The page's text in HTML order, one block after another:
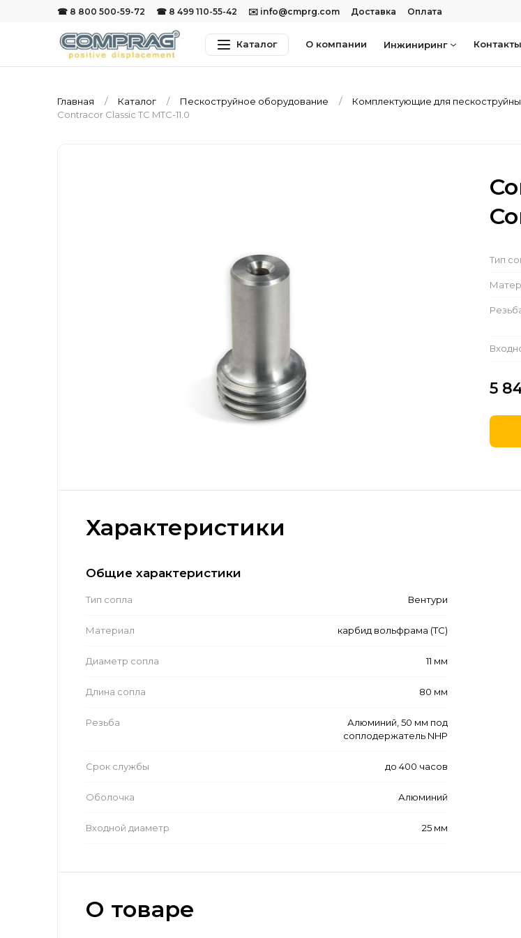
☎ 8 800 500-59-72 ☎ 8 499 110-55-42 ✉️ info@cmprg.com Доставка Оплата
Каталог О компании Инжиниринг Контакты
Главная Каталог Пескоструйное оборудование Комплектующие для
Contracor Classic TC MTC-11.0
Тип
5
Характеристики
Общие характеристики
Тип сопла Вентури
Материал карбид вольфрама (ТС)
Диаметр сопла 11 мм
Длина сопла 80 мм
Резьба
Алюминий, 50 мм под
соплодержатель NHP
Срок службы до 400 часов
Оболочка Алюминий
Входной диаметр 25 мм
О товаре